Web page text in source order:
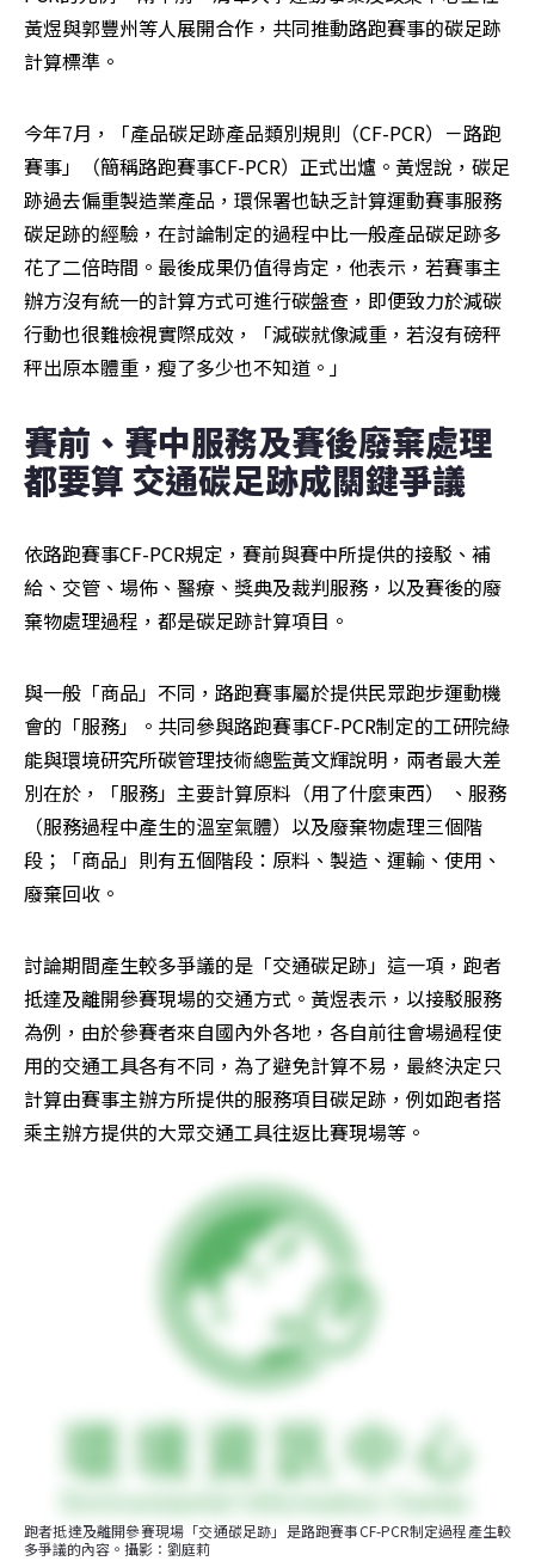
黃煜與郭豐州等人展開合作，共同推動路跑賽事的碳足跡
計算標準。
今年7月，「產品碳足跡產品類別規則（CF-PCR）－路跑
賽事」（簡稱路跑賽事CF-PCR）正式出爐。黃煜說，碳足
跡過去偏重製造業產品，環保署也缺乏計算運動賽事服務
碳足跡的經驗，在討論制定的過程中比一般產品碳足跡多
花了二倍時間。最後成果仍值得肯定，他表示，若賽事主
辦方沒有統一的計算方式可進行碳盤查，即便致力於減碳
行動也很難檢視實際成效，「減碳就像減重，若沒有磅秤
秤出原本體重，瘦了多少也不知道。」
賽前、賽中服務及賽後廢棄處理
都要算 交通碳足跡成關鍵爭議
依路跑賽事CF-PCR規定，賽前與賽中所提供的接駁、補
給、交管、場佈、醫療、獎典及裁判服務，以及賽後的廢
棄物處理過程，都是碳足跡計算項目。
與一般「商品」不同，路跑賽事屬於提供民眾跑步運動機
會的「服務」。共同參與路跑賽事CF-PCR制定的工研院綠
能與環境研究所碳管理技術總監黃文輝說明，兩者最大差
別在於，「服務」主要計算原料（用了什麼東西） 、服務
（服務過程中產生的溫室氣體）以及廢棄物處理三個階
段；「商品」則有五個階段：原料、製造、運輸、使用、
廢棄回收。
討論期間產生較多爭議的是「交通碳足跡」這一項，跑者
抵達及離開參賽現場的交通方式。黃煜表示，以接駁服務
為例，由於參賽者來自國內外各地，各自前往會場過程使
用的交通工具各有不同，為了避免計算不易，最終決定只
計算由賽事主辦方所提供的服務項目碳足跡，例如跑者搭
乘主辦方提供的大眾交通工具往返比賽現場等。
跑者抵達及離開參賽現場「交通碳足跡」是路跑賽事CF-PCR制定過程產生較
多爭議的內容。攝影：劉庭莉